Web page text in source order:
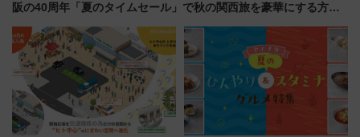
阪の40周年「夏のタイムセール」で秋の関西旅を豪華にする方法